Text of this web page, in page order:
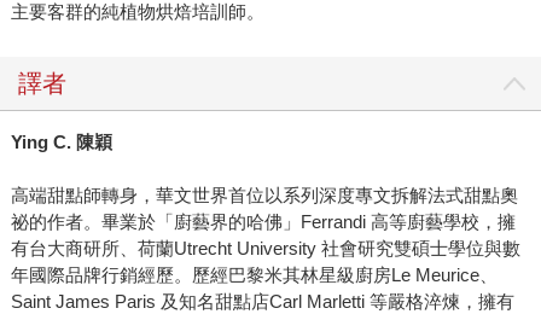
主要客群的純植物烘焙培訓師。
譯者
Ying C. 陳穎
高端甜點師轉身，華文世界首位以系列深度專文拆解法式甜點奧
祕的作者。畢業於「廚藝界的哈佛」Ferrandi 高等廚藝學校，擁
有台大商研所、荷蘭Utrecht University 社會研究雙碩士學位與數
年國際品牌行銷經歷。歷經巴黎米其林星級廚房Le Meurice、
Saint James Paris 及知名甜點店Carl Marletti 等嚴格淬煉，擁有